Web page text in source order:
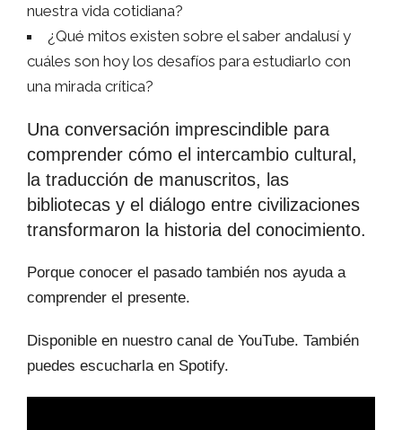
nuestra vida cotidiana?
¿Qué mitos existen sobre el saber andalusí y
cuáles son hoy los desafíos para estudiarlo con
una mirada crítica?
Una conversación imprescindible para
comprender cómo el intercambio cultural,
la traducción de manuscritos, las
bibliotecas y el diálogo entre civilizaciones
transformaron la historia del conocimiento.
Porque conocer el pasado también nos ayuda a
comprender el presente.
Disponible en nuestro canal de YouTube. También
puedes escucharla en Spotify.